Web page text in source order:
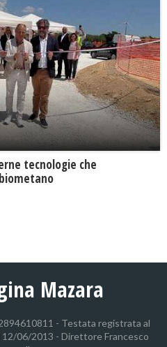
tecnologie che
Mazara
- Testata registrata al
06/2013 - Direttore Francesco